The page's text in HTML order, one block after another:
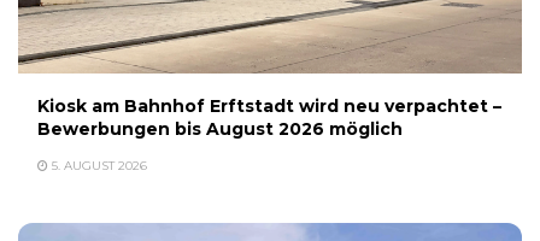
Kiosk am Bahnhof Erftstadt wird neu verpachtet –
Bewerbungen bis August 2026 möglich
5. AUGUST 2026